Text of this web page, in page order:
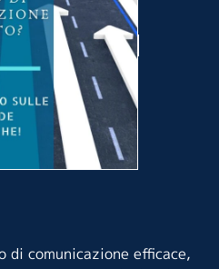
di comunicazione efficace,